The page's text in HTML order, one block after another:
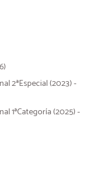
2ªEspecial (2023) -
1ªCategoría (2025) -